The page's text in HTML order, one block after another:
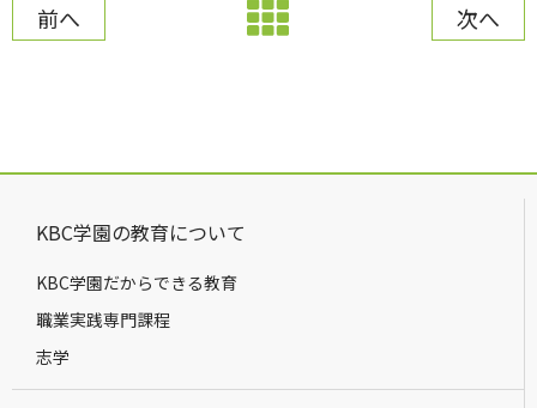
前へ 次へ
KBC学園の教育について
KBC学園だからできる教育
職業実践専門課程
志学